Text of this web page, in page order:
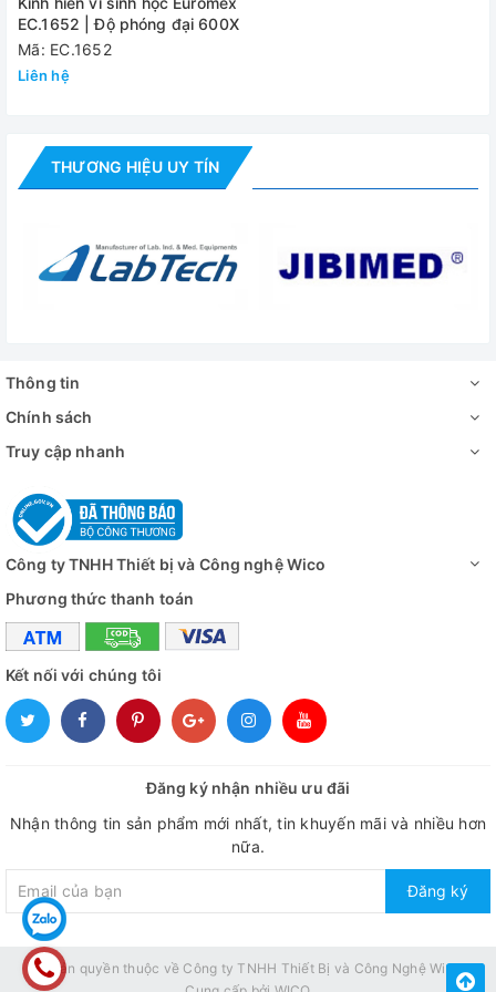
EC.1652 | Độ phóng đại 600X
Mã: EC.1652
Liên hệ
THƯƠNG HIỆU UY TÍN
Thông tin
Chính sách
Truy cập nhanh
Công ty TNHH Thiết bị và Công nghệ Wico
Phương thức thanh toán
Kết nối với chúng tôi
Đăng ký nhận nhiều ưu đãi
Nhận thông tin sản phẩm mới nhất, tin khuyến mãi và nhiều hơn
nữa.
Đăng ký
© Bản quyền thuộc về Công ty TNHH Thiết Bị và Công Nghệ Wico